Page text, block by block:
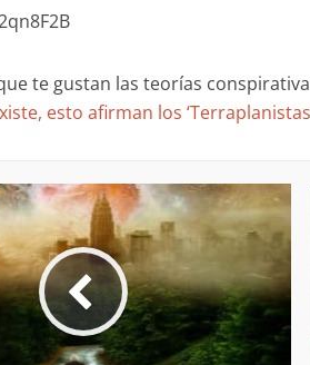
te gustan las teorías
esto afirman los